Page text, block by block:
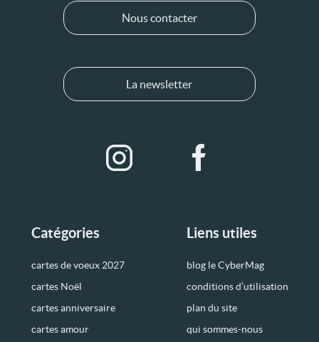
Catégories
cartes de voeux 2027
cartes Noël
cartes anniversaire
cartes amour
Liens utiles
blog le CyberMag
conditions d’utilisation
plan du site
qui sommes-nous
Nous contacter
La newsletter